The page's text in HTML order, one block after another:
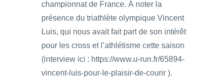
championnat de France. À noter la
présence du triathlète olympique Vincent
Luis, qui nous avait fait part de son intérêt
pour les cross et l’athlétisme cette saison
(interview ici : https://www.u-run.fr/65894-
vincent-luis-pour-le-plaisir-de-courir ).